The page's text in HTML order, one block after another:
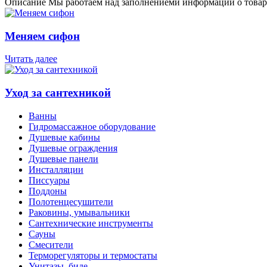
Меняем сифон
Читать далее
Уход за сантехникой
Ванны
Гидромассажное оборудование
Душевые кабины
Душевые ограждения
Душевые панели
Инсталляции
Писсуары
Поддоны
Полотенцесушители
Раковины, умывальники
Сантехнические инструменты
Сауны
Смесители
Терморегуляторы и термостаты